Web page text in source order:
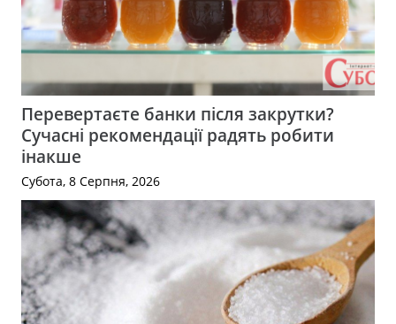
Перевертаєте банки після закрутки?
Сучасні рекомендації радять робити
інакше
Субота, 8 Серпня, 2026